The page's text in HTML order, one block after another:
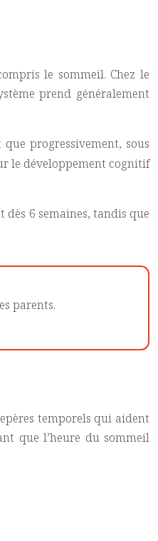
le sommeil. Chez le
prend généralement
progressivement, sous
le développement cognitif
6 semaines, tandis que
parents.
temporels qui aident
que l’heure du sommeil